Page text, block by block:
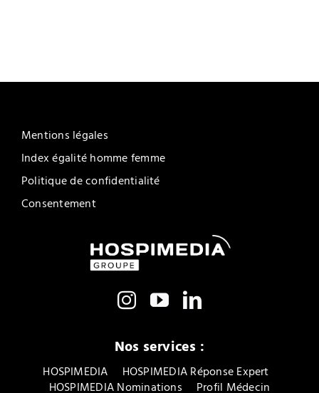
Mentions légales
Index égalité homme femme
Politique de confidentialité
Consentement
Nos services :
HOSPIMEDIA
HOSPIMEDIA Réponse Expert
HOSPIMEDIA Nominations
Profil Médecin